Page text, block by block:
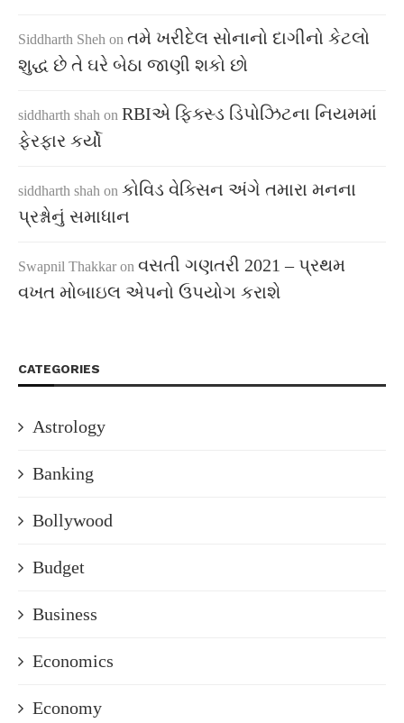
Siddharth Sheh on તમે ખરીદેલ સોનાનો દાગીનો કેટલો
શુદ્ધ છે તે ઘરે બેઠા જાણી શકો છો
siddharth shah on RBIએ ફિક્સ્ડ ડિપોઝિટના નિયમમાં
ફેરફાર કર્યો
siddharth shah on કોવિડ વેક્સિન અંગે તમારા મનના
પ્રશ્નોનું સમાધાન
Swapnil Thakkar on વસતી ગણતરી 2021 – પ્રથમ
વખત મોબાઇલ એપનો ઉપયોગ કરાશે
CATEGORIES
Astrology
Banking
Bollywood
Budget
Business
Economics
Economy